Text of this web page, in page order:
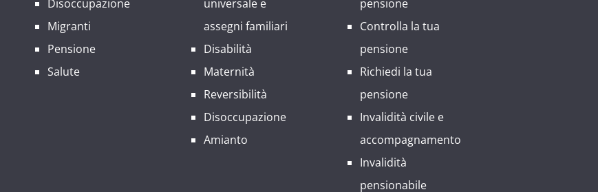
Disoccupazione
Migranti
Pensione
Salute
universale e
assegni familiari
Disabilità
Maternità
Reversibilità
Disoccupazione
Amianto
pensione
Controlla la tua
pensione
Richiedi la tua
pensione
Invalidità civile e
accompagnamento
Invalidità
pensionabile